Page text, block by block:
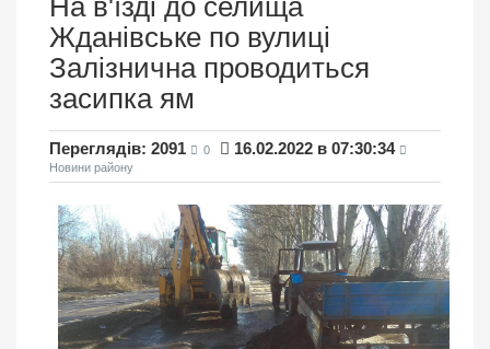
Жданівське по вулиці
Залізнична проводиться
засипка ям
Переглядів: 2091 0 16.02.2022 в 07:30:34
Новини району